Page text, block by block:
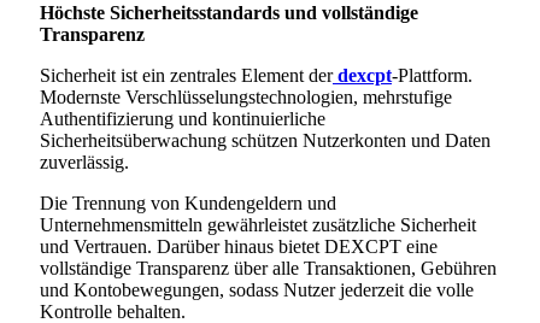
Höchste Sicherheitsstandards und vollständige
Transparenz
Sicherheit ist ein zentrales Element der dexcpt-Plattform.
Modernste Verschlüsselungstechnologien, mehrstufige
Authentifizierung und kontinuierliche
Sicherheitsüberwachung schützen Nutzerkonten und Daten
zuverlässig.
Die Trennung von Kundengeldern und
Unternehmensmitteln gewährleistet zusätzliche Sicherheit
und Vertrauen. Darüber hinaus bietet DEXCPT eine
vollständige Transparenz über alle Transaktionen, Gebühren
und Kontobewegungen, sodass Nutzer jederzeit die volle
Kontrolle behalten.